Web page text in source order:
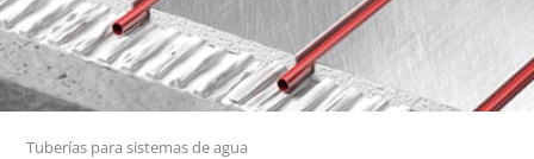
Tuberías para sistemas de agua